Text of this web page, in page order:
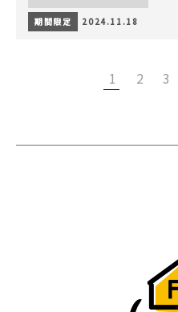
期間限定 2024.11.18
1 2 3